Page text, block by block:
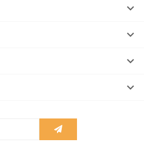



